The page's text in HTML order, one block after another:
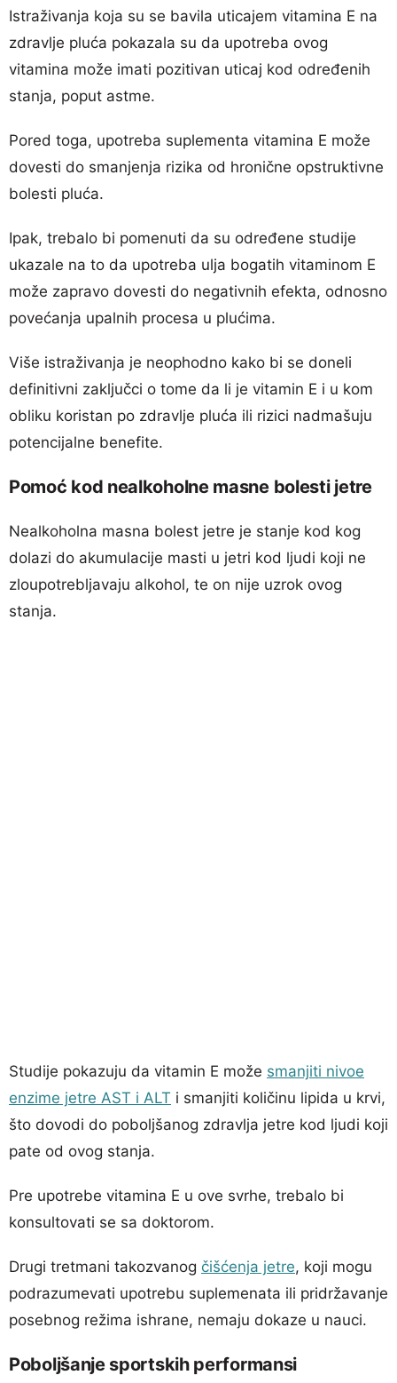
Istraživanja koja su se bavila uticajem vitamina E na
zdravlje pluća pokazala su da upotreba ovog
vitamina može imati pozitivan uticaj kod određenih
stanja, poput astme.
Pored toga, upotreba suplementa vitamina E može
dovesti do smanjenja rizika od hronične opstruktivne
bolesti pluća.
Ipak, trebalo bi pomenuti da su određene studije
ukazale na to da upotreba ulja bogatih vitaminom E
može zapravo dovesti do negativnih efekta, odnosno
povećanja upalnih procesa u plućima.
Više istraživanja je neophodno kako bi se doneli
definitivni zaključci o tome da li je vitamin E i u kom
obliku koristan po zdravlje pluća ili rizici nadmašuju
potencijalne benefite.
Pomoć kod nealkoholne masne bolesti jetre
Nealkoholna masna bolest jetre je stanje kod kog
dolazi do akumulacije masti u jetri kod ljudi koji ne
zloupotrebljavaju alkohol, te on nije uzrok ovog
stanja.
Studije pokazuju da vitamin E može smanjiti nivoe
enzime jetre AST i ALT i smanjiti količinu lipida u krvi,
što dovodi do poboljšanog zdravlja jetre kod ljudi koji
pate od ovog stanja.
Pre upotrebe vitamina E u ove svrhe, trebalo bi
konsultovati se sa doktorom.
Drugi tretmani takozvanog čišćenja jetre, koji mogu
podrazumevati upotrebu suplemenata ili pridržavanje
posebnog režima ishrane, nemaju dokaze u nauci.
Poboljšanje sportskih performansi